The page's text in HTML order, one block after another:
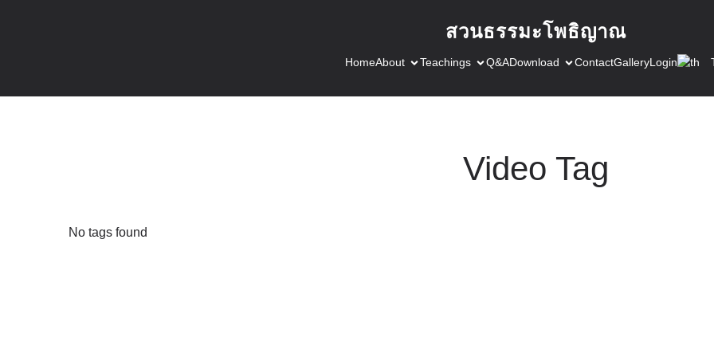
สวนธรรมะโพธิญาณ
HomeAbout Teachings Q&ADownload ContactGalleryLogin
Video Tag
No tags found